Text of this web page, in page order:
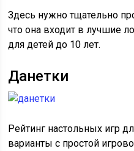
Здесь нужно тщательно
что она входит в лучшие
для детей до 10 лет.
Данетки
Рейтинг настольных игр
варианты с простой